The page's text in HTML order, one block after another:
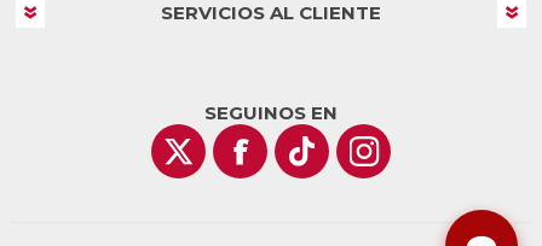
SERVICIOS AL CLIENTE
SEGUINOS EN